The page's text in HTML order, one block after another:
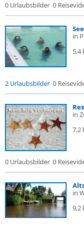
0 Urlaubsbilder 0
in
5,4
2 Urlaubsbilder 0
in
7,2
0 Urlaubsbilder 0
in
9,2